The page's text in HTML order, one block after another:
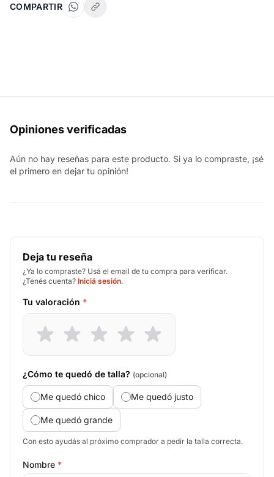
COMPARTIR
Opiniones verificadas
Aún no hay reseñas para este producto. Si ya lo compraste, ¡sé
el primero en dejar tu opinión!
Deja tu reseña
¿Ya lo compraste? Usá el email de tu compra para verificar.
¿Tenés cuenta? Iniciá sesión.
Tu valoración *
¿Cómo te quedó de talla? (opcional)
Me quedó chico Me quedó justo
Me quedó grande
Con esto ayudás al próximo comprador a pedir la talla correcta.
Nombre *